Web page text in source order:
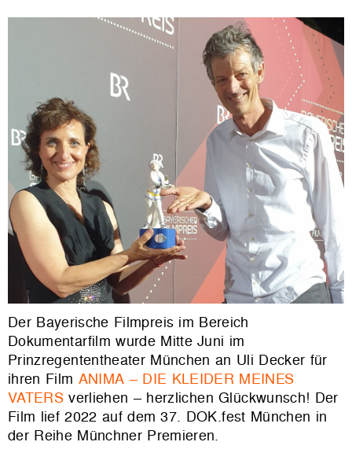
Der Bayerische Filmpreis im Bereich
Dokumentarfilm wurde Mitte Juni im
Prinzregententheater München an Uli Decker für
ihren Film ANIMA – DIE KLEIDER MEINES
VATERS verliehen – herzlichen Glückwunsch! Der
Film lief 2022 auf dem 37. DOK.fest München in
der Reihe Münchner Premieren.